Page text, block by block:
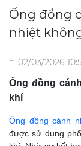
Ống đồng
nhiệt
02/03/2026
Ống đồng
khí
Ống đồng cánh
được sử dụng